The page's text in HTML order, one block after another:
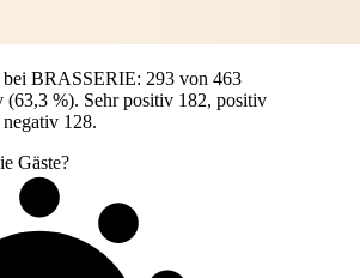
bei BRASSERIE: 293 von 463
(63,3 %). Sehr positiv 182, positiv
128.
Gäste?